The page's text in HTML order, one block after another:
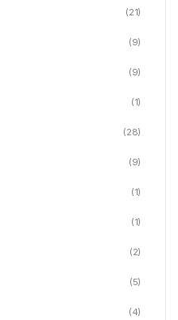
(21)
(9)
(9)
(1)
(28)
(9)
(1)
(1)
(2)
(5)
(4)